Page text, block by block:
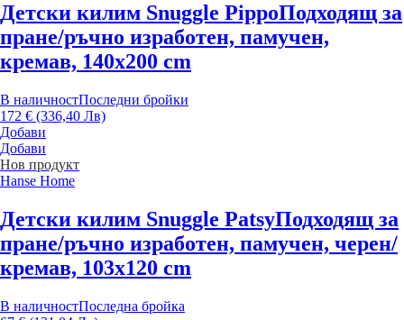
Детски килим Snuggle PippoПодходящ за
пране/ръчно изработен, памучен,
кремав, 140x200 cm
В наличностПоследни бройки
172 € (336,40 Лв)
Добави
Добави
Нов продукт
Hanse Home
Детски килим Snuggle PatsyПодходящ за
пране/ръчно изработен, памучен, черен/
кремав, 103x120 cm
В наличностПоследна бройка